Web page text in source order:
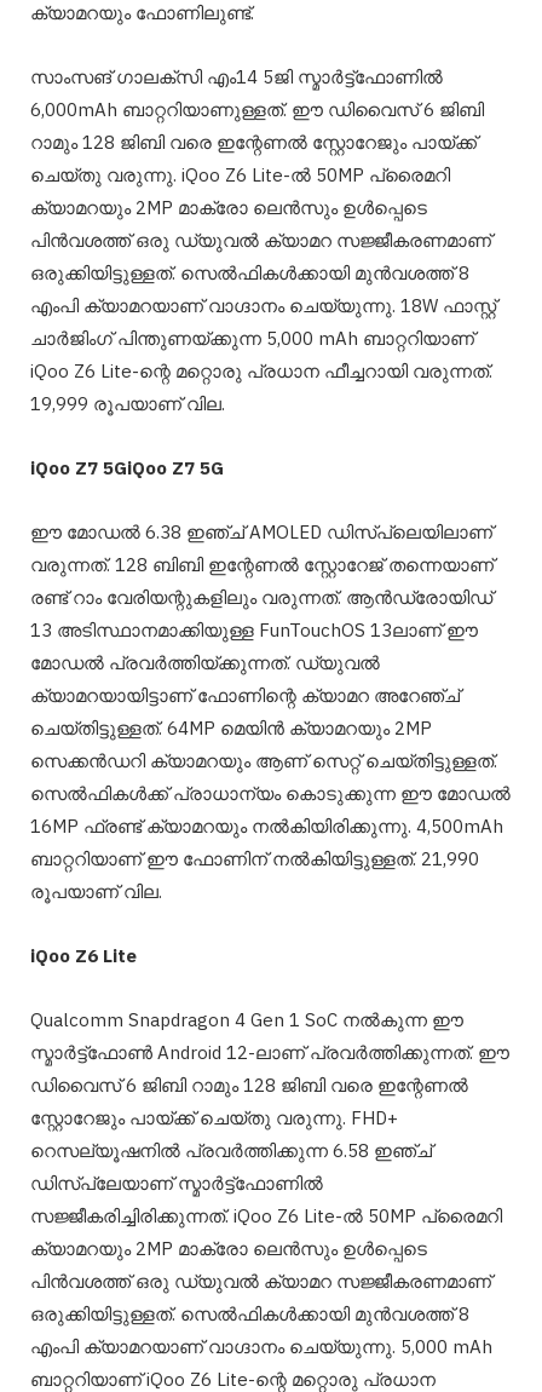
ക്യാമറയും ഫോണിലുണ്ട്.
സാംസങ് ഗാലക്സി എം14 5ജി സ്മാർട്ട്ഫോണിൽ
6,000mAh ബാറ്ററിയാണുള്ളത്. ഈ ഡിവൈസ് 6 ജിബി
റാമും 128 ജിബി വരെ ഇന്റേണൽ സ്റ്റോറേജും പായ്ക്ക്
ചെയ്തു വരുന്നു. iQoo Z6 Lite-ൽ 50MP പ്രൈമറി
ക്യാമറയും 2MP മാക്രോ ലെൻസും ഉൾപ്പെടെ
പിൻവശത്ത് ഒരു ഡ്യുവൽ ക്യാമറ സജ്ജീകരണമാണ്
ഒരുക്കിയിട്ടുള്ളത്. സെൽഫികൾക്കായി മുൻവശത്ത് 8
എംപി ക്യാമറയാണ് വാഗ്ദാനം ചെയ്യുന്നു. 18W ഫാസ്റ്റ്
ചാർജിംഗ് പിന്തുണയ്‌ക്കുന്ന 5,000 mAh ബാറ്ററിയാണ്
iQoo Z6 Lite-ന്റെ മറ്റൊരു പ്രധാന ഫീച്ചറായി വരുന്നത്.
19,999 രൂപയാണ് വില.
iQoo Z7 5GiQoo Z7 5G
ഈ മോഡൽ 6.38 ഇഞ്ച് AMOLED ഡിസ്പ്ലെയിലാണ്
വരുന്നത്. 128 ബിബി ഇന്റേണൽ സ്റ്റോറേജ് തന്നെയാണ്
രണ്ട് റാം വേരിയന്റുകളിലും വരുന്നത്. ആൻഡ്രോയിഡ്
13 അടിസ്ഥാനമാക്കിയുള്ള FunTouchOS 13ലാണ് ഈ
മോഡൽ പ്രവർത്തിയ്ക്കുന്നത്. ഡ്യുവൽ
ക്യാമറയായിട്ടാണ് ഫോണിന്റെ ക്യാമറ അറേഞ്ച്
ചെയ്തിട്ടുള്ളത്. 64MP മെയിൻ ക്യാമറയും 2MP
സെക്കൻഡറി ക്യാമറയും ആണ് സെറ്റ് ചെയ്തിട്ടുള്ളത്.
സെൽഫികൾക്ക് പ്രാധാന്യം കൊടുക്കുന്ന ഈ മോഡൽ
16MP ഫ്രണ്ട് ക്യാമറയും നൽകിയിരിക്കുന്നു. 4,500mAh
ബാറ്ററിയാണ് ഈ ഫോണിന് നൽകിയിട്ടുള്ളത്. 21,990
രൂപയാണ് വില.
iQoo Z6 Lite
Qualcomm Snapdragon 4 Gen 1 SoC നൽകുന്ന ഈ
സ്മാർട്ട്‌ഫോൺ Android 12-ലാണ് പ്രവർത്തിക്കുന്നത്. ഈ
ഡിവൈസ് 6 ജിബി റാമും 128 ജിബി വരെ ഇന്റേണൽ
സ്റ്റോറേജും പായ്ക്ക് ചെയ്തു വരുന്നു. FHD+
റെസല്യൂഷനിൽ പ്രവർത്തിക്കുന്ന 6.58 ഇഞ്ച്
ഡിസ്‌പ്ലേയാണ് സ്മാർട്ട്‌ഫോണിൽ
സജ്ജീകരിച്ചിരിക്കുന്നത്. iQoo Z6 Lite-ൽ 50MP പ്രൈമറി
ക്യാമറയും 2MP മാക്രോ ലെൻസും ഉൾപ്പെടെ
പിൻവശത്ത് ഒരു ഡ്യുവൽ ക്യാമറ സജ്ജീകരണമാണ്
ഒരുക്കിയിട്ടുള്ളത്. സെൽഫികൾക്കായി മുൻവശത്ത് 8
എംപി ക്യാമറയാണ് വാഗ്ദാനം ചെയ്യുന്നു. 5,000 mAh
ബാറ്ററിയാണ് iQoo Z6 Lite-ന്റെ മറ്റൊരു പ്രധാന